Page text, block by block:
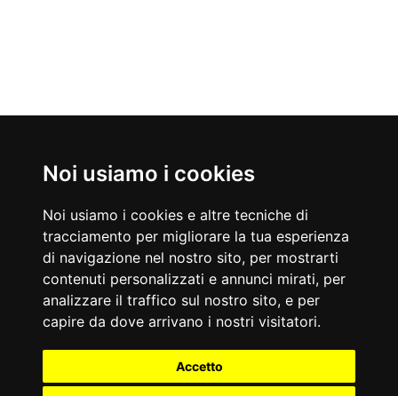
Noi usiamo i cookies
Noi usiamo i cookies e altre tecniche di
tracciamento per migliorare la tua esperienza
di navigazione nel nostro sito, per mostrarti
contenuti personalizzati e annunci mirati, per
analizzare il traffico sul nostro sito, e per
capire da dove arrivano i nostri visitatori.
Accetto
Nati Oggi
08/08/1953
Pilota automobilistico britannico
08/08/1919
Produttore cinematografico
Accadde Oggi
08/08/1974
Richard Nixon annuncia in diretta TV le dimissioni da presidente
USA per lo scandalo Watergate.
08/08/1959
Muore Don Luigi Sturzo.
Aforismi
L'egoismo non consiste nel vivere come ci pare ma nell'esigere
Oscar Wilde
Chi sa fare la musica la fa, chi la sa fare meno la insegna, chi la
critica.